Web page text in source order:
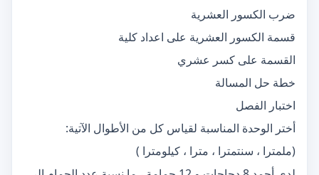
ضرب الكسور العشرية
قسمة الكسور العشرية على اعداد كلية
القسمة على كسر عشري
خطة حل المسالة
اختبار الفصل
أختر الوحدة المناسبة لقياس كل من الأطوال الآتية:
(ملمترا ، سنتمترا ، مترا ، كيلومترا )